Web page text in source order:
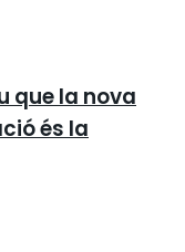
que la nova
és la